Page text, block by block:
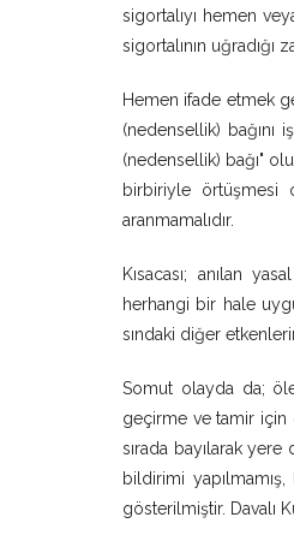
sigortalıyı hemen
sigortalının uğradığı
Hemen ifade etmek
(nedensellik) bağını
(nedensellik) bağı"
birbiriyle örtüşmesi
aranmamalıdır.
Kısacası; anılan
herhangi bir hale
sındaki diğer
Somut olayda da;
geçirme ve tamir için
sırada bayılarak
bildirimi
gösterilmiştir. Davalı